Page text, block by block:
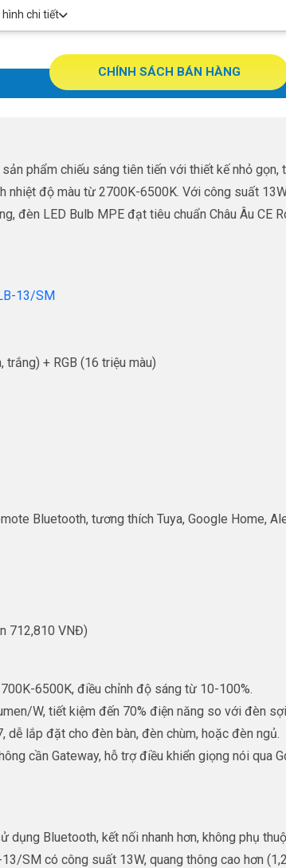
chi tiết
CHÍNH SÁCH BÁN HÀNG
phẩm chiếu sáng tiên tiến với thiết kế nhỏ
nhiệt độ màu từ 2700K-6500K. Với công suất
đèn LED Bulb MPE đạt tiêu chuẩn Châu Âu CE
13/SM
+ RGB (16 triệu màu)
Bluetooth, tương thích Tuya, Google Home,
712,810 VNĐ)
6500K, điều chỉnh độ sáng từ 10-100%.
W, tiết kiệm đến 70% điện năng so với đèn
lắp đặt cho đèn bàn, đèn chùm, hoặc đèn ngủ.
cần Gateway, hỗ trợ điều khiển giọng nói qua
Bluetooth, kết nối nhanh hơn, không phụ
SM có công suất 13W, quang thông cao hơn